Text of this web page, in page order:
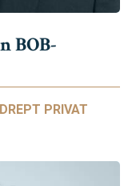
BOB-
PRIVAT